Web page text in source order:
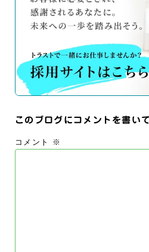
このブログにコメントを書い
コメント ※